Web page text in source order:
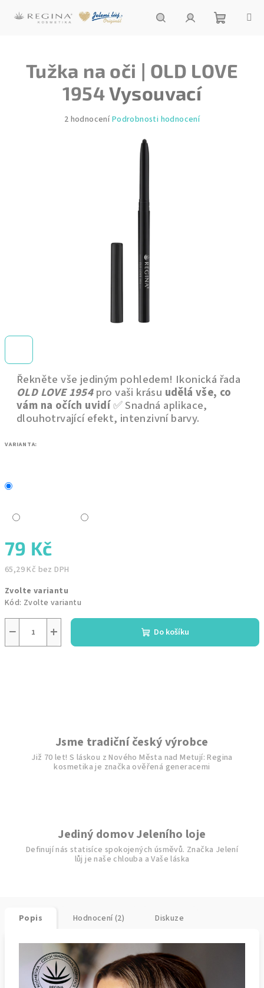
košík
Řekněte vše jediným pohledem! Ikonická řada
OLD LOVE 1954pro vaši krásu udělá vše, co
vám na očích uvidí✅ Snadná aplikace,
dlouhotrvající efekt, intenzivní barvy.
VARIANTA:
79 Kč
65,29 Kč bez DPH
cena:
Zvolte variantu
Kód: Zvolte variantu
+
− Do košíku
Tužka na oči | OLD LOVE
1954Vysouvací
Průměrné
2 hodnoceníPodrobnosti hodnocení
Jsme tradiční český výrobce
Již 70 let! S láskou z Nového Města nad Metují: Regina
kosmetika je značka ověřená generacemi
Jediný domov Jeleního loje
Definují nás statisíce spokojených úsměvů. Značka Jelení
lůj je naše chlouba a Vaše láska
Popis Hodnocení (2) Diskuze